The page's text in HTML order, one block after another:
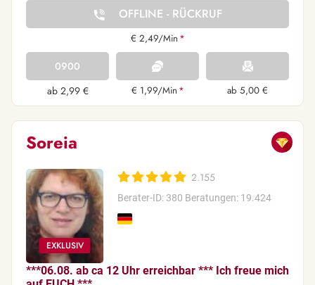
OFFLINE - RÜCKRUF
€ 2,49/Min *
0900
ab 2,99 €
€ 1,99/Min * ab 5,00 €
Soreia
2.155
Berater-ID: 380 Beratungen: 19.424
***06.08. ab ca 12 Uhr erreichbar *** Ich freue mich